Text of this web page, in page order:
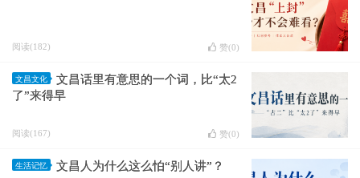
阅读(182) 赞(0)
文昌文化
文昌话里有意思的一个词，比“太2
了”来得早
阅读(167) 赞(0)
生活记忆 文昌人为什么这么怕“别人讲”？